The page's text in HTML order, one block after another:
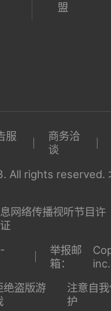
盟
服
商务洽
谈
All rights reserved.
网络传播视听节目许
举报邮
箱：
绝盗版游
注意自
护